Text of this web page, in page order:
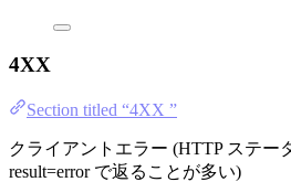
4XX
Section titled “4XX ”
クライアントエラー (HTTP ステー
result=error で返ることが多い)